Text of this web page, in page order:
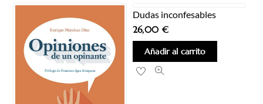
Dudas inconfesables
26,00 €
Añadir al carrito